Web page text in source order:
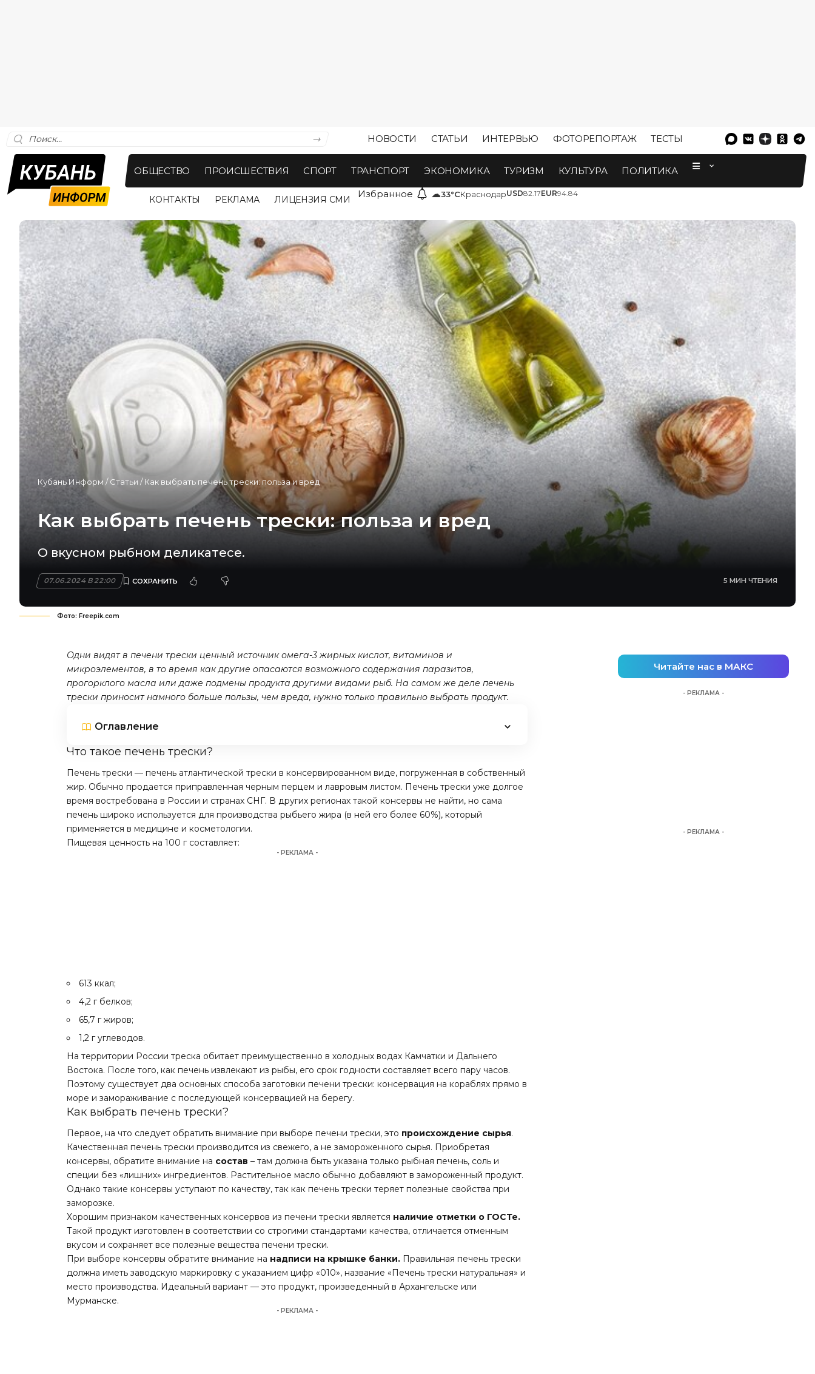
НОВОСТИ СТАТЬИ ИНТЕРВЬЮ ФОТОРЕПОРТАЖ ТЕСТЫ
ОБЩЕСТВО ПРОИСШЕСТВИЯ СПОРТ ТРАНСПОРТ ЭКОНОМИКА ТУРИЗМ КУЛЬТУРА ПОЛИТИКА
КОНТАКТЫ РЕКЛАМА ЛИЦЕНЗИЯ СМИ Избранное ☁33°CКраснодарUSD82.17EUR94.84
Кубань Информ /Статьи /Как выбрать печень трески: польза и вред
Как выбрать печень трески: польза и вред
О вкусном рыбном деликатесе.
07.06.2024 В 22:00 5 МИН ЧТЕНИЯ
Фото: Freepik.com
Одни видят в печени трески ценный источник омега-3 жирных кислот, витаминов и
микроэлементов, в то время как другие опасаются возможного содержания паразитов,
прогорклого масла или даже подмены продукта другими видами рыб. На самом же деле печень
трески приносит намного больше пользы, чем вреда, нужно только правильно выбрать продукт.
Оглавление
Что такое печень трески?
Печень трески — печень атлантической трески в консервированном виде, погруженная в собственный
жир. Обычно продается приправленная черным перцем и лавровым листом. Печень трески уже долгое
время востребована в России и странах СНГ. В других регионах такой консервы не найти, но сама
печень широко используется для производства рыбьего жира (в ней его более 60%), который
применяется в медицине и косметологии.
Пищевая ценность на 100 г составляет:
- РЕКЛАМА -
613 ккал;
4,2 г белков;
65,7 г жиров;
1,2 г углеводов.
На территории России треска обитает преимущественно в холодных водах Камчатки и Дальнего
Востока. После того, как печень извлекают из рыбы, его срок годности составляет всего пару часов.
Поэтому существует два основных способа заготовки печени трески: консервация на кораблях прямо в
море и замораживание с последующей консервацией на берегу.
Как выбрать печень трески?
Первое, на что следует обратить внимание при выборе печени трески, это происхождение сырья.
Качественная печень трески производится из свежего, а не замороженного сырья. Приобретая
консервы, обратите внимание на состав – там должна быть указана только рыбная печень, соль и
специи без «лишних» ингредиентов. Растительное масло обычно добавляют в замороженный продукт.
Однако такие консервы уступают по качеству, так как печень трески теряет полезные свойства при
заморозке.
Хорошим признаком качественных консервов из печени трески является наличие отметки о ГОСТе.
Такой продукт изготовлен в соответствии со строгими стандартами качества, отличается отменным
вкусом и сохраняет все полезные вещества печени трески.
При выборе консервы обратите внимание на надписи на крышке банки. Правильная печень трески
должна иметь заводскую маркировку с указанием цифр «010», название «Печень трески натуральная» и
место производства. Идеальный вариант — это продукт, произведенный в Архангельске или
Мурманске.
- РЕКЛАМА -
Читайте нас в МАКС
- РЕКЛАМА -
- РЕКЛАМА -